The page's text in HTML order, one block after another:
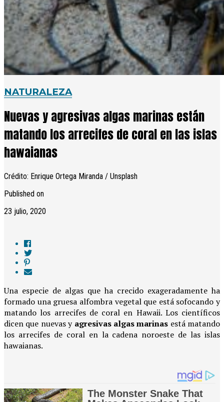
NATURALEZA
Nuevas y agresivas algas marinas están
matando los arrecifes de coral en las islas
hawaianas
Crédito: Enrique Ortega Miranda / Unsplash
Published on
23 julio, 2020
Una especie de algas que ha crecido exageradamente ha
formado una gruesa alfombra vegetal que está sofocando y
matando los arrecifes de coral en Hawaii. Los científicos
dicen que nuevas yagresivas algas marinas está matando
los arrecifes de coral en la cadena noroeste de las islas
hawaianas.